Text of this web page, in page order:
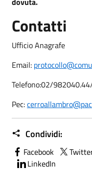
Contatti
Ufficio Anagrafe
Email:
Telefono:02/
Pec:
Condividi:
Facebook
LinkedIn